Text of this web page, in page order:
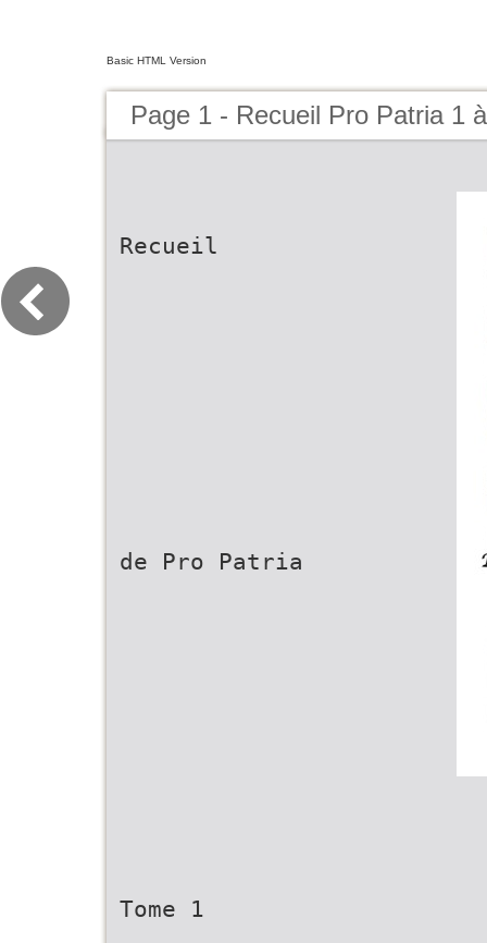
Basic HTML Version
Page 1 - Recueil Pro Patria 1
Recueil
de Pro Patria
Tome 1